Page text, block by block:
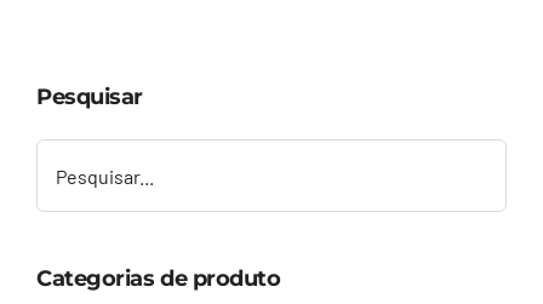
Contato
Pesquisar
Categorias de produto